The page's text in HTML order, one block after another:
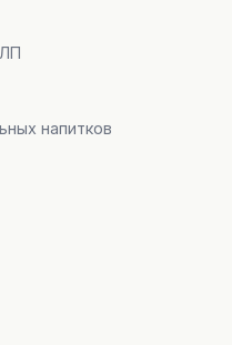
напитков